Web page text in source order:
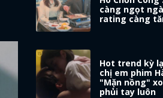
càng ngọt
rating càng
Hot trend kỳ
chị em phim
"Mặn nồng"
phủi tay luôn